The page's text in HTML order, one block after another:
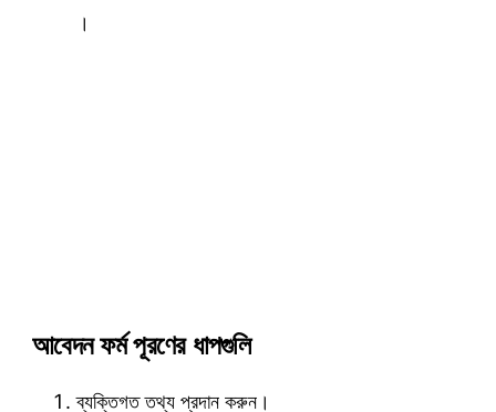
।
আবেদন ফর্ম পূরণের ধাপগুলি
ব্যক্তিগত তথ্য প্রদান করুন।